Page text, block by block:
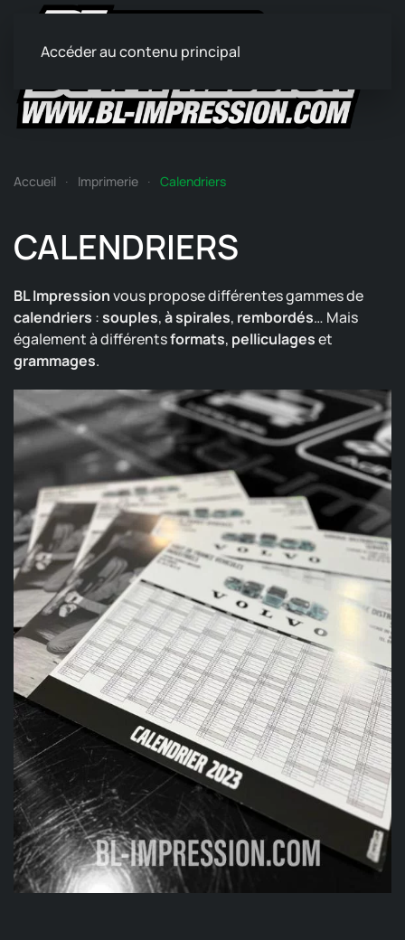
Accéder au contenu principal
Accueil Imprimerie Calendriers
CALENDRIERS
BL Impressionvous propose différentes gammes de
calendriers :souples,à spirales, rembordés… Mais
également à différentsformats, pelliculageset
grammages.